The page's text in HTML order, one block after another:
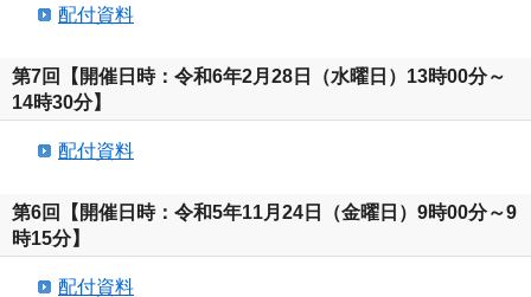
配付資料
第7回【開催日時：令和6年2月28日（水曜日）13時00分～
14時30分】
配付資料
第6回【開催日時：令和5年11月24日（金曜日）9時00分～9
時15分】
配付資料